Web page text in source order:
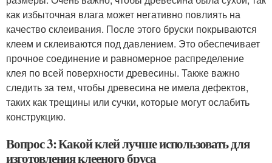
как избыточная влага может негативно повлиять на
качество склеивания. После этого бруски покрываются
клеем и склеиваются под давлением. Это обеспечивает
прочное соединение и равномерное распределение
клея по всей поверхности древесины. Также важно
следить за тем, чтобы древесина не имела дефектов,
таких как трещины или сучки, которые могут ослабить
конструкцию.
Вопрос 3: Какой клей лучше использовать для
изготовления клееного бруса